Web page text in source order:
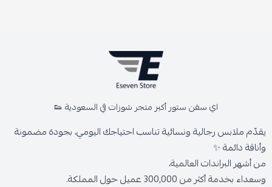
اي سفن ستور أكبر متجر شوزات في السعودية 👟
يقدّم ملابس رجالية ونسائية تناسب احتياجك اليومي، بجودة مضمونة
وأناقة دائمة ✨
من أشهر البراندات العالمية،
وسعداء بخدمة أكثر من 300,000 عميل حول المملكة.